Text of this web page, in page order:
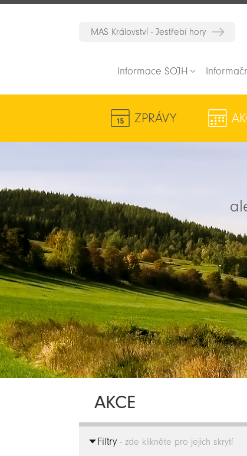
MAS Království - Jestřebí hory
Informace SOJH
ZPRÁVY
AKCE
Filtry - zde klikněte pro jejich skrytí